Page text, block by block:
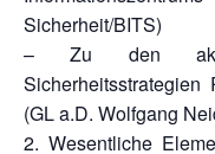
Sicherheit/BITS)
– Zu den
(GL a.D. Wolfgang
2. Wesentliche